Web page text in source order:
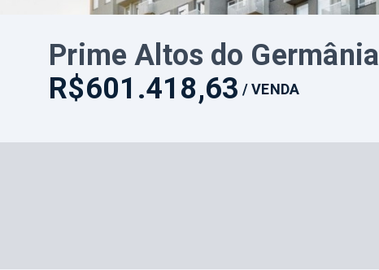
Prime Altos do Germânia
R$601.418,63 /VENDA